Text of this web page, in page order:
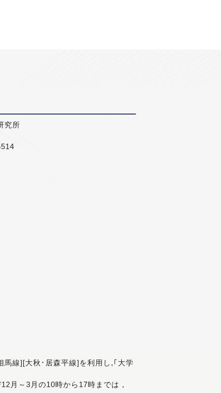
究所
線][大秋･居森平線]を利用し,｢大学
月～3月の10時から17時までは，